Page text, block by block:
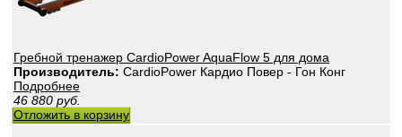
Гребной тренажер CardioPower AquaFlow 5 для дома
Производитель: CardioPower Кардио Повер - Гон Конг
Подробнее
46 880 руб.
Отложить в корзину